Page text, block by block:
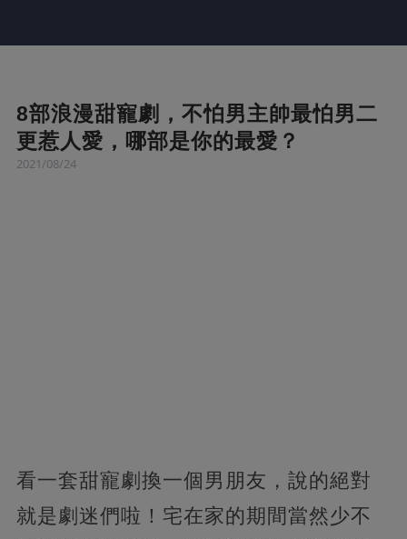
8部浪漫甜寵劇，不怕男主帥最怕男二
更惹人愛，哪部是你的最愛？
2021/08/24
看一套甜寵劇換一個男朋友，說的絕對
就是劇迷們啦！宅在家的期間當然少不